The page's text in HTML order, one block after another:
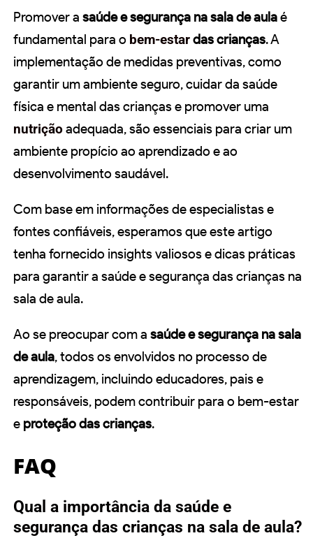
Promover a saúde e segurança na sala de aulaé
fundamental para o bem-estardas crianças. A
implementação de medidas preventivas, como
garantir um ambiente seguro, cuidar da saúde
física e mental das crianças e promover uma
nutrição adequada, são essenciais para criar um
ambiente propício ao aprendizado e ao
desenvolvimento saudável.
Com base em informações de especialistas e
fontes confiáveis, esperamos que este artigo
tenha fornecido insights valiosos e dicas práticas
para garantir a saúde e segurança das crianças na
sala de aula.
Ao se preocupar com a saúde e segurança na sala
de aula, todos os envolvidos no processo de
aprendizagem, incluindo educadores, pais e
responsáveis, podem contribuir para o bem-estar
e proteção das crianças.
FAQ
Qual a importância da saúde e
segurança das crianças na sala de aula?